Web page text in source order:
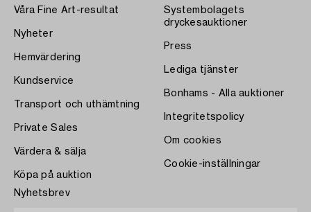
Våra Fine Art-resultat
Nyheter
Hemvärdering
Kundservice
Transport och uthämtning
Private Sales
Värdera & sälja
Köpa på auktion
Systembolagets
dryckesauktioner
Press
Lediga tjänster
Bonhams - Alla auktioner
Integritetspolicy
Om cookies
Cookie-inställningar
Nyhetsbrev